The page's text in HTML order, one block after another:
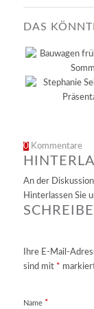
DAS
0 Kommentare
An der
Hinterlassen Sie
Ihre E-Mail-
sind mit *
Name *